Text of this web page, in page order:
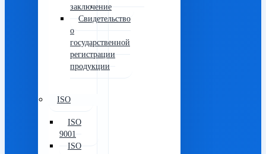
заключение
Свидетельство
о
государственной
регистрации
продукции
ISO
ISO
9001
ISO